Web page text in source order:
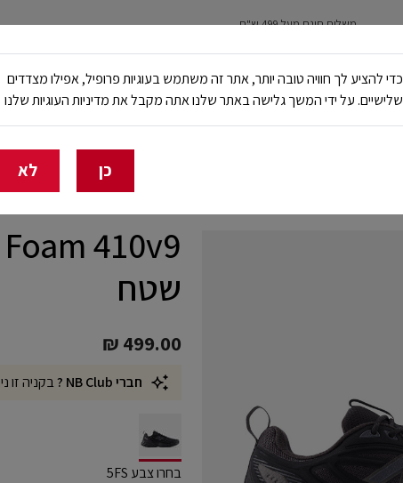
משלוח חינם מעל 499 ש"ח
נשים ילדים ריצה עבודה ובטיחות NB Club
🔥 20% הנחה על כל הביגוד באתר ובחנויות - לזמן מוגבל
שטח
₪ 499.00
חברי NB Club ? בקניה זו
selected
בחרו צבע 5FS
כדי להציע לך חוויה טובה יותר, אתר זה משתמש בעוגיות פרופיל, אפילו מצדדים
שלישיים. על ידי המשך גלישה באתר שלנו אתה מקבל את מדיניות העוגיות שלנו
כן לא